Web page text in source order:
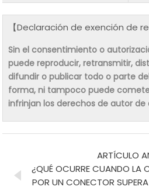
【Declaración de exención de
Sin el consentimiento o
puede reproducir, retransmitir,
difundir o publicar todo o parte
forma, ni tampoco puede
infrinjan los derechos de autor de
ARTÍCULO
¿QUÉ OCURRE CUANDO LA
POR UN CONECTOR